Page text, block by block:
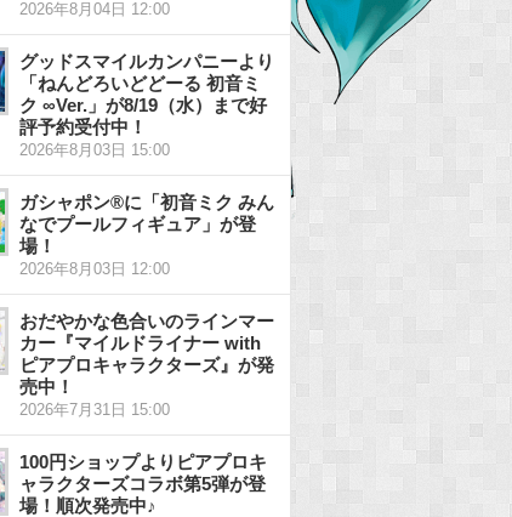
2026年8月04日 12:00
グッドスマイルカンパニーより
「ねんどろいどどーる 初音ミ
ク ∞Ver.」が8/19（水）まで好
評予約受付中！
2026年8月03日 15:00
ガシャポン®に「初音ミク みん
なでプールフィギュア」が登
場！
2026年8月03日 12:00
おだやかな色合いのラインマー
カー『マイルドライナー with
ピアプロキャラクターズ』が発
売中！
2026年7月31日 15:00
100円ショップよりピアプロキ
ャラクターズコラボ第5弾が登
場！順次発売中♪